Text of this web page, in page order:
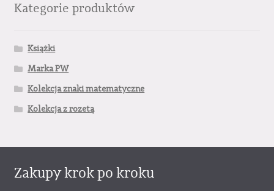
Kategorie produktów
Książki
Marka PW
Kolekcja znaki matematyczne
Kolekcja z rozetą
Zakupy krok po kroku